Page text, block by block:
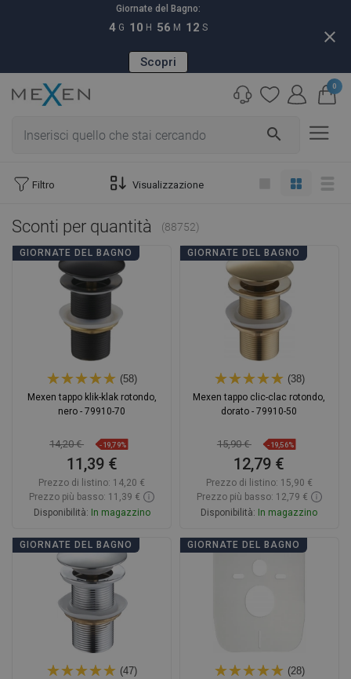
Giornate del Bagno:
4 G 10 H 56 M 11 S
Scopri
close
search
0
Filtro Visualizzazione
Sconti per quantità (88752)
GIORNATE DEL BAGNO
(58)
Mexen tappo klik-klak rotondo,
nero - 79910-70
14,20 € -19,79%
11,39 €
Prezzo di listino: 14,20 €
Prezzo più basso: 11,39 €
Disponibilità: In magazzino
Aggiungi al carrello
favorite_border Preferito
Confrontare
GIORNATE DEL BAGNO
(38)
Mexen tappo clic-clac rotondo,
dorato - 79910-50
15,90 € -19,56%
12,79 €
Prezzo di listino: 15,90 €
Prezzo più basso: 12,79 €
Disponibilità: In magazzino
Aggiungi al carrello
GIORNATE DEL BAGNO
(47)
GIORNATE DEL BAGNO
(28)